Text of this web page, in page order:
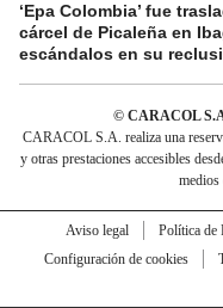
‘Epa Colombia’ fue
cárcel de Picaleña en
escándalos en su
© CARACOL
CARACOL S.A. realiza una
y otras prestaciones accesibles
medios
Aviso legal Política de
Configuración de cookies